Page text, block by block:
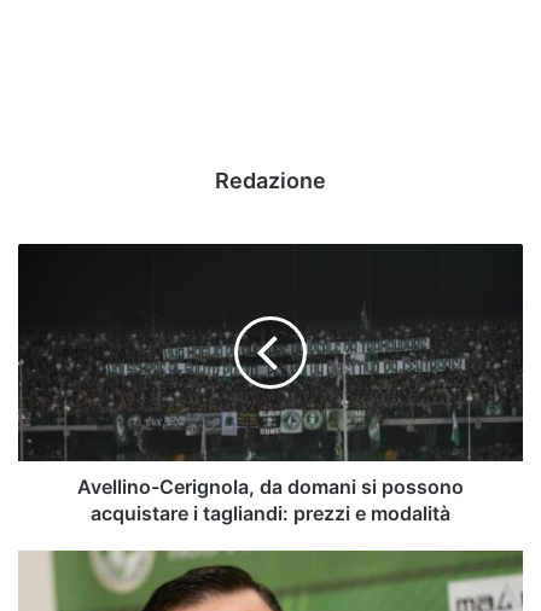
Redazione
domani
si
possono
acquistare
i
tagliandi:
Avellino-Cerignola, da domani si possono
acquistare i tagliandi: prezzi e modalità